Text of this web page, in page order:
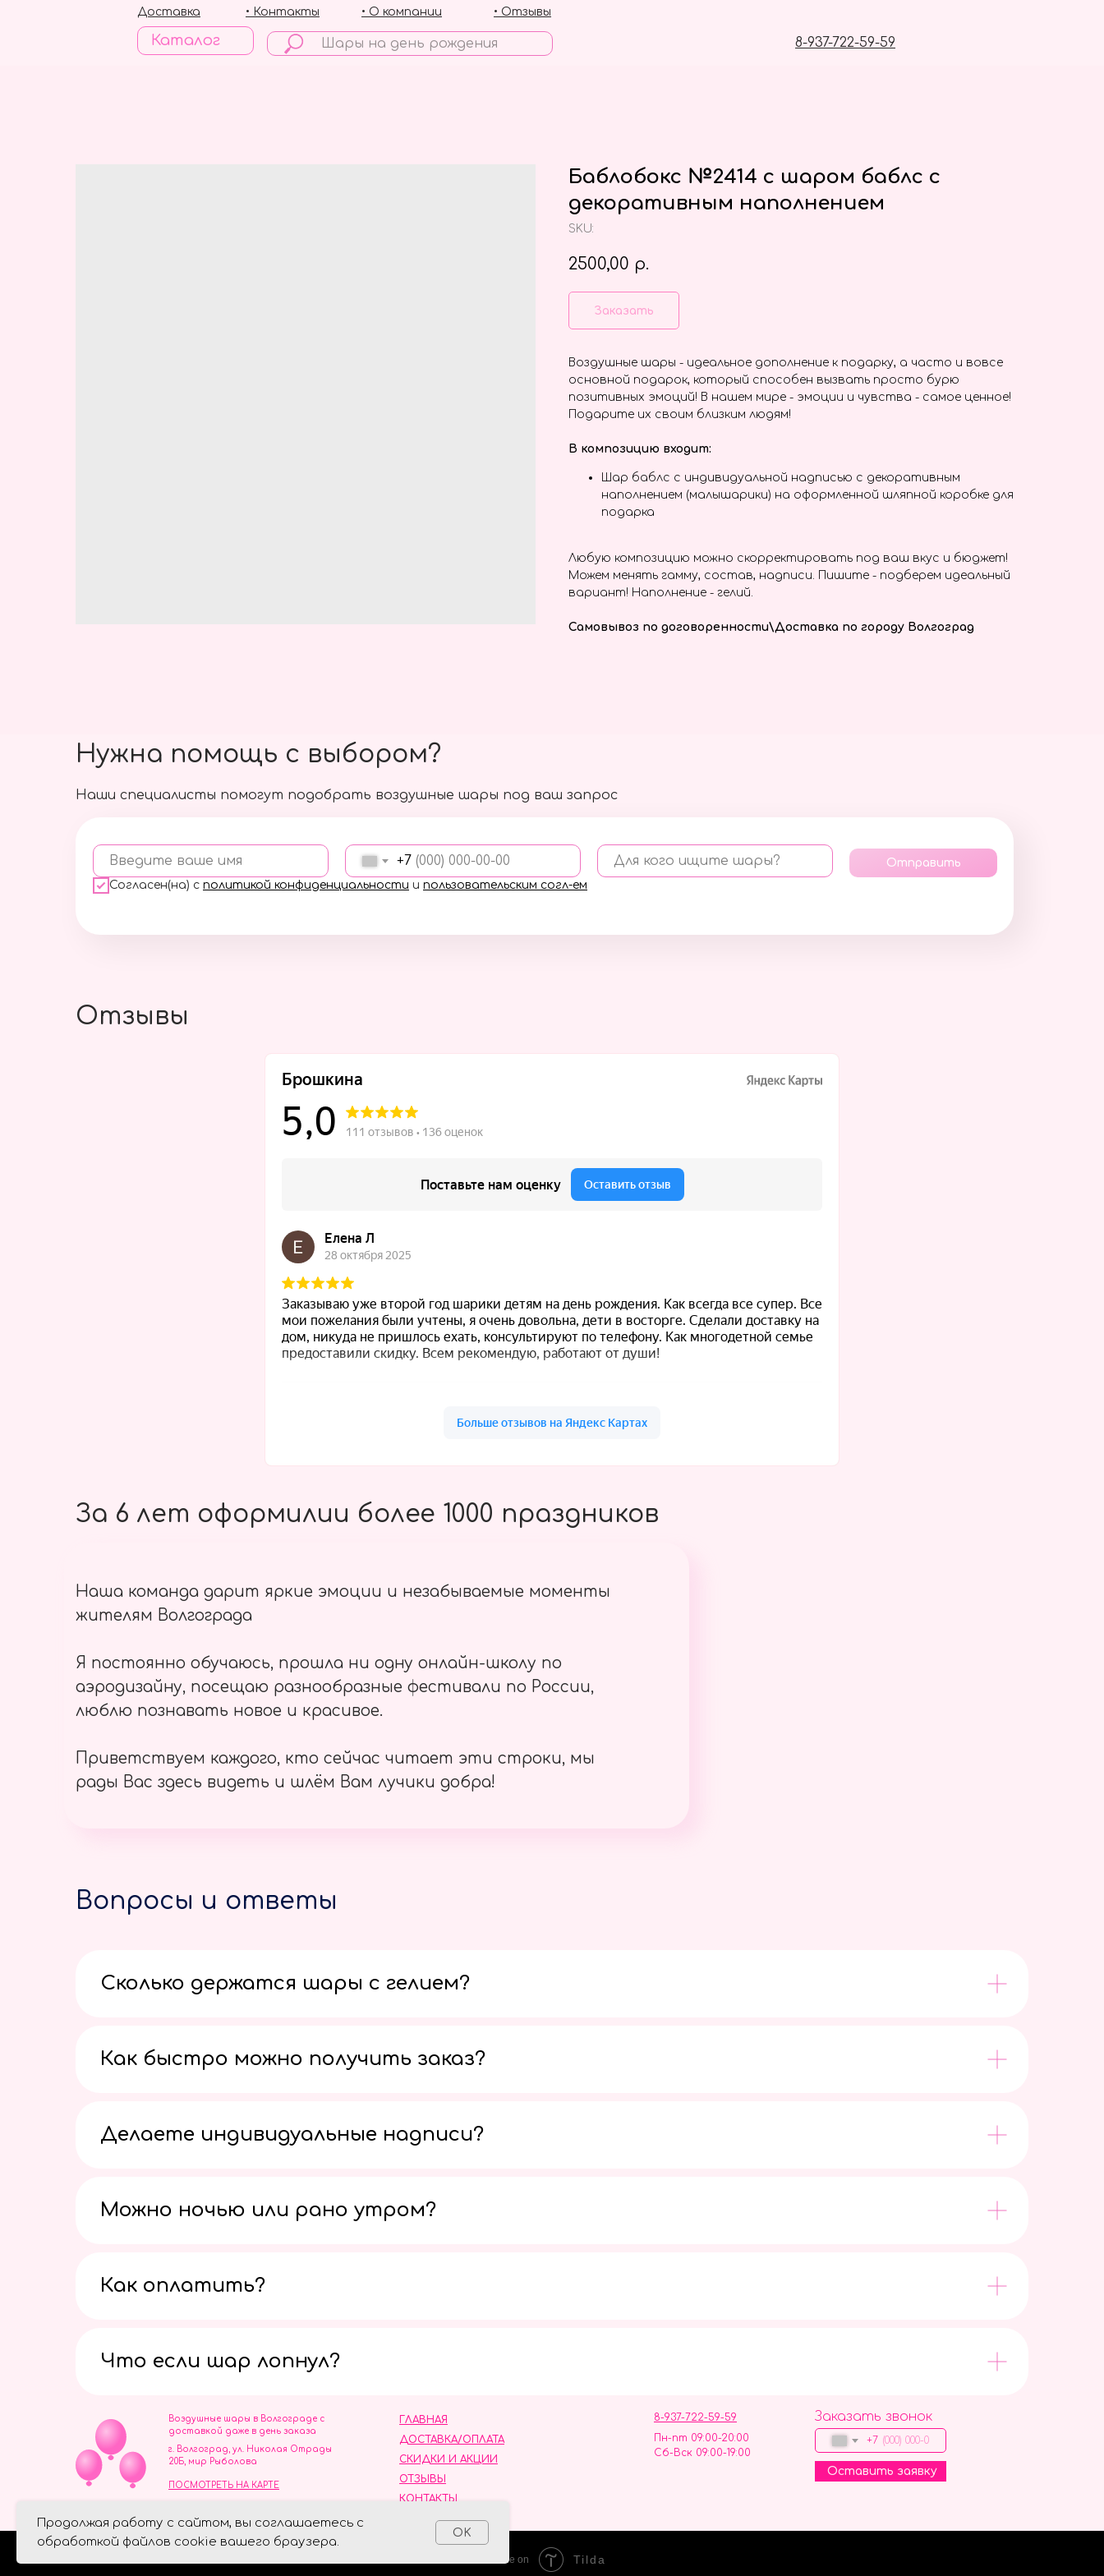
Каталог 8-937-722-59-59
• Отзывы
• О компании
• Контакты
Доставка
Баблобокс №2414 с шаром баблс с
декоративным наполнением
SKU:
2500,00 р.
Заказать
Воздушные шары - идеальное дополнение к подарку, а часто и вовсе
основной подарок, который способен вызвать просто бурю
позитивных эмоций! В нашем мире - эмоции и чувства - самое ценное!
Подарите их своим близким людям!
В композицию входит:
Шар баблс с индивидуальной надписью с декоративным
наполнением (малышарики) на оформленной шляпной коробке для
подарка
Любую композицию можно скорректировать под ваш вкус и бюджет!
Можем менять гамму, состав, надписи. Пишите - подберем идеальный
вариант! Наполнение - гелий.
Самовывоз по договоренности\Доставка по городу Волгоград
Наши специалисты помогут подобрать воздушные шары под ваш запрос
Введите ваше имя +7 Для кого ищите шары?
Согласен(на) с политикой конфиденциальности и пользовательским согл-ем
Отправить
Нужна помощь с выбором?
Продолжая работу с сайтом, вы соглашаетесь с
обработкой файлов cookie вашего браузера.
OK
Отзывы
За 6 лет оформилии более 1000 праздников
Наша команда дарит яркие эмоции и незабываемые моменты
жителям Волгограда
Я постоянно обучаюсь, прошла ни одну онлайн-школу по
аэродизайну, посещаю разнообразные фестивали по России,
люблю познавать новое и красивое.
Приветствуем каждого, кто сейчас читает эти строки, мы
рады Вас здесь видеть и шлём Вам лучики добра!
Вопросы и ответы
Сколько держатся шары с гелием?
Как быстро можно получить заказ?
Делаете индивидуальные надписи?
Можно ночью или рано утром?
Как оплатить?
Что если шар лопнул?
ОТЗЫВЫ
ГЛАВНАЯ
ДОСТАВКА/ОПЛАТА
СКИДКИ И АКЦИИ
КОНТАКТЫ
8-937-722-59-59
Пн-пт 09:00-20:00
Сб-Вск 09:00-19:00
Воздушные шары в Волгограде с
доставкой даже в день заказа
Заказать звонок
+7
Оставить заявку
г. Волгоград, ул. Николая Отрады
20Б, мир Рыболова
ПОСМОТРЕТЬ НА КАРТЕ
ИНН 344110093739
Политика обработки персональных данных
Made on Tilda